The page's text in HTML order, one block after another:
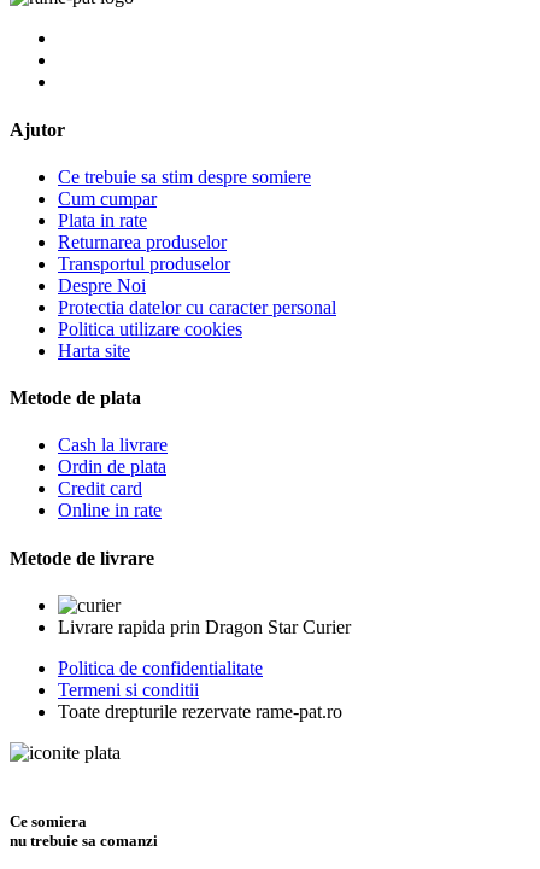
Ajutor
Ce trebuie sa stim despre somiere
Cum cumpar
Plata in rate
Returnarea produselor
Transportul produselor
Despre Noi
Protectia datelor cu caracter personal
Politica utilizare cookies
Harta site
Metode de plata
Cash la livrare
Ordin de plata
Credit card
Online in rate
Metode de livrare
Livrare rapida prin Dragon Star Curier
Politica de confidentialitate
Termeni si conditii
Toate drepturile rezervate rame-pat.ro
Ce somiera
nu trebuie sa comanzi